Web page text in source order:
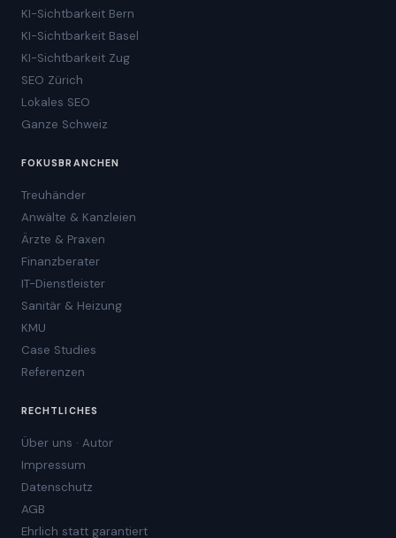
KI-Sichtbarkeit Bern
KI-Sichtbarkeit Basel
KI-Sichtbarkeit Zug
SEO Zürich
Lokales SEO
Ganze Schweiz
FOKUSBRANCHEN
Treuhänder
Anwälte & Kanzleien
Ärzte & Praxen
Finanzberater
IT-Dienstleister
Sanitär & Heizung
KMU
Case Studies
Referenzen
RECHTLICHES
Über uns · Autor
Impressum
Datenschutz
AGB
Ehrlich statt garantiert